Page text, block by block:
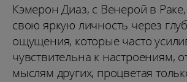
Кэмерон Диаз, с Венерой в
свою яркую личность через
ощущения, которые часто
чувствительна к настроениям,
мыслям других, процветая